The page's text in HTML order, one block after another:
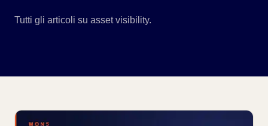
Tutti gli articoli su asset visibility.